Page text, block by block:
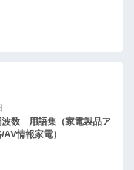
波数 用語集（家電製品ア
AV情報家電）